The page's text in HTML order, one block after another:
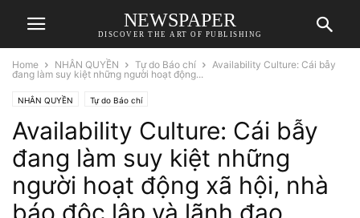
NEWSPAPER
DISCOVER THE ART OF PUBLISHING
Home NHÂN QUYỀN Tự do Báo chí
Availability Culture: Cái bẫy
đang làm suy kiệt những người hoạt động...
NHÂN QUYỀN Tự do Báo chí
Availability Culture: Cái bẫy
đang làm suy kiệt những
người hoạt động xã hội, nhà